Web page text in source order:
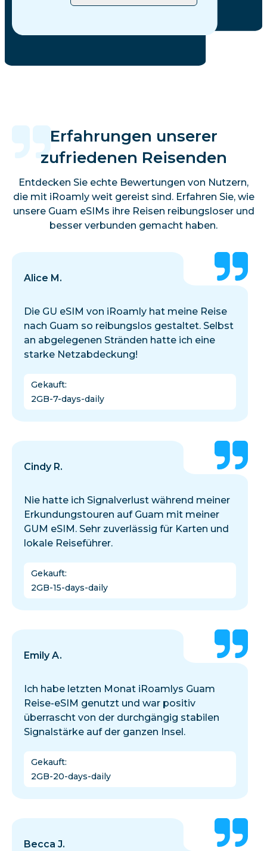
Erfahrungen unserer
zufriedenen Reisenden
Entdecken Sie echte Bewertungen von Nutzern,
die mit iRoamly weit gereist sind. Erfahren Sie, wie
unsere Guam eSIMs ihre Reisen reibungsloser und
besser verbunden gemacht haben.
Alice M.
Die GU eSIM von iRoamly hat meine Reise
nach Guam so reibungslos gestaltet. Selbst
an abgelegenen Stränden hatte ich eine
starke Netzabdeckung!
Gekauft:
2GB-7-days-daily
Cindy R.
Nie hatte ich Signalverlust während meiner
Erkundungstouren auf Guam mit meiner
GUM eSIM. Sehr zuverlässig für Karten und
lokale Reiseführer.
Gekauft:
2GB-15-days-daily
Emily A.
Ich habe letzten Monat iRoamlys Guam
Reise-eSIM genutzt und war positiv
überrascht von der durchgängig stabilen
Signalstärke auf der ganzen Insel.
Gekauft:
2GB-20-days-daily
Becca J.